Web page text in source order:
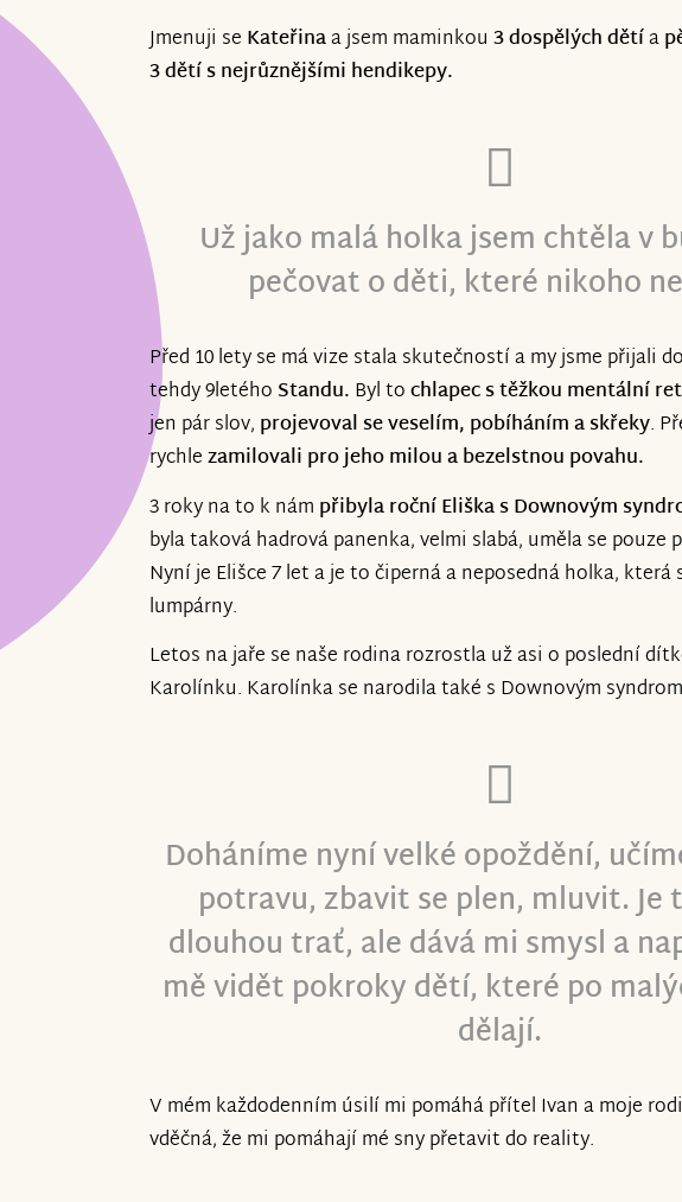
Jmenuji se Kateřinaa jsem maminkou 3 dospělých dětía
3 dětí s nejrůznějšími hendikepy.
Už jako malá holka jsem chtěla v
pečovat o děti, které nikoho
Před 10 lety se má vize stala skutečností a my jsme přijali
tehdy 9letého Standu. Byl tochlapec s těžkou mentální
jen pár slov, projevoval se veselím, pobíháním a skřeky.
rychlezamilovali pro jeho milou a bezelstnou povahu.
3 roky na to k nám přibyla roční Eliška s Downovým
byla taková hadrová panenka, velmi slabá, uměla se
Nyní je Elišce 7 let a je to čiperná a neposedná holka, která
lumpárny.
Letos na jaře se naše rodina rozrostla už asi o poslední
Karolínku. Karolínka se narodila také s Downovým
Doháníme nyní velké opoždění,
potravu, zbavit se plen, mluvit. Je
dlouhou trať, ale dává mi smysl a
mě vidět pokroky dětí, které po
dělají.
V mém každodenním úsilí mi pomáhá přítel Ivan a moje
vděčná, že mi pomáhají mé sny přetavit do reality.